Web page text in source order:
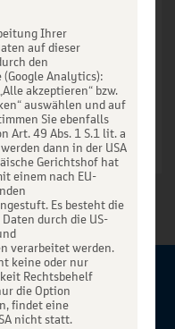
Ihrer
auf dieser
den
Analytics):
akzeptieren“ bzw.
auswählen und auf
Sie ebenfalls
Art. 49 Abs. 1 S.1 lit. a
dann in der USA
Gerichtshof hat
einem nach EU-
Es besteht die
durch die US-
verarbeitet werden.
keine oder nur
Rechtsbehelf
die Option
findet eine
nicht statt.